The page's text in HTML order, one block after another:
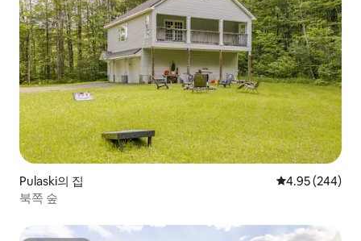
Pulaski의 집 평점 4.95점(5
4.95 (244)
북쪽 숲